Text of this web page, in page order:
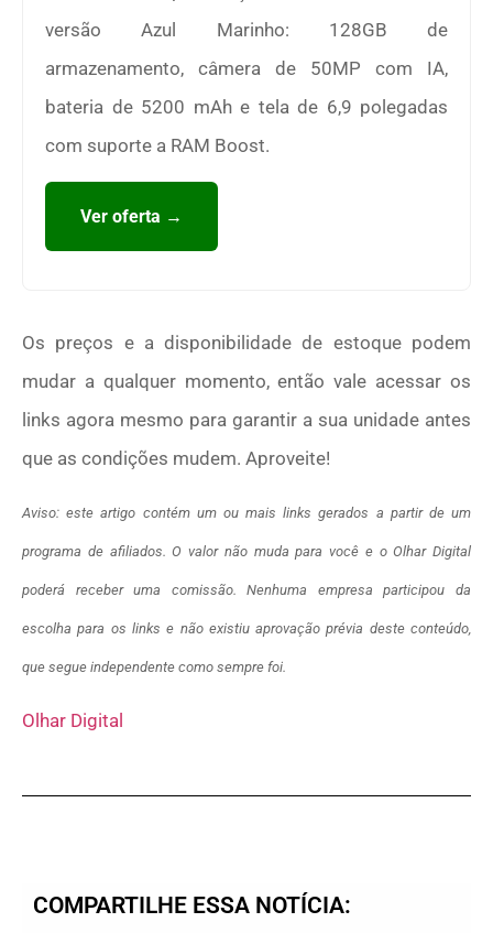
versão Azul Marinho: 128GB de
armazenamento, câmera de 50MP com IA,
bateria de 5200 mAh e tela de 6,9 polegadas
com suporte a RAM Boost.
Ver oferta →
Os preços e a disponibilidade de estoque podem
mudar a qualquer momento, então vale acessar os
links agora mesmo para garantir a sua unidade antes
que as condições mudem. Aproveite!
Aviso: este artigo contém um ou mais links gerados a partir de um
programa de afiliados. O valor não muda para você e o Olhar Digital
poderá receber uma comissão. Nenhuma empresa participou da
escolha para os links e não existiu aprovação prévia deste conteúdo,
que segue independente como sempre foi.
Olhar Digital
COMPARTILHE ESSA NOTÍCIA: